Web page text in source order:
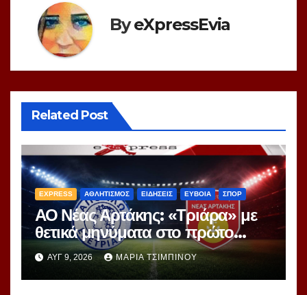
ByeXpressEvia
Related Post
EXPRESS ΑΘΛΗΤΙΣΜΟΣ ΕΙΔΗΣΕΙΣ ΕΥΒΟΙΑ ΣΠΟΡ
ΑΟ Νέας Αρτάκης: «Τριάρα» με
θετικά μηνύματα στο πρώτο
φιλικό
ΑΥΓ 9, 2026 ΜΑΡΊΑ ΤΣΙΜΠΙΝΟΎ